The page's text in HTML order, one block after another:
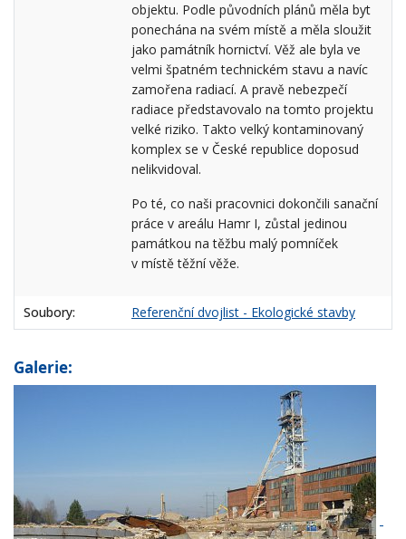
objektu. Podle původních plánů měla byt
ponechána na svém místě a měla sloužit
jako památník hornictví. Věž ale byla ve
velmi špatném technickém stavu a navíc
zamořena radiací. A pravě nebezpečí
radiace představovalo na tomto projektu
velké riziko. Takto velký kontaminovaný
komplex se v České republice doposud
nelikvidoval.
Po té, co naši pracovnici dokončili sanační
práce v areálu Hamr I, zůstal jedinou
památkou na těžbu malý pomníček
v místě těžní věže.
Soubory: Referenční dvojlist - Ekologické stavby
Galerie: